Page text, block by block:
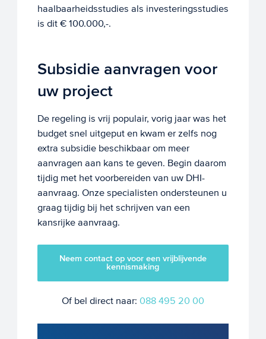
haalbaarheidsstudies als investeringsstudies
is dit € 100.000,-.
Subsidie aanvragen voor
uw project
De regeling is vrij populair, vorig jaar was het
budget snel uitgeput en kwam er zelfs nog
extra subsidie beschikbaar om meer
aanvragen aan kans te geven. Begin daarom
tijdig met het voorbereiden van uw DHI-
aanvraag. Onze specialisten ondersteunen u
graag tijdig bij het schrijven van een
kansrijke aanvraag.
Neem contact op voor een vrijblijvende
kennismaking
Of bel direct naar: 088 495 20 00